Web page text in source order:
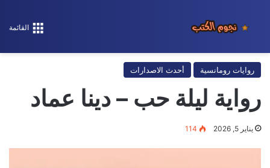
القائمة
روايات رومانسية أحدث الاصدارات
رواية ليلة حب – دينا عماد
يناير 5, 2026 114